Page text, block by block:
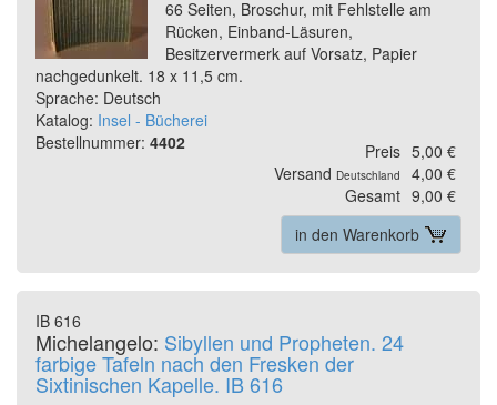
66 Seiten, Broschur, mit Fehlstelle am
Rücken, Einband-Läsuren,
Besitzervermerk auf Vorsatz, Papier
nachgedunkelt. 18 x 11,5 cm.
Sprache: Deutsch
Katalog: Insel - Bücherei
Bestellnummer: 4402 Preis 5,00 €
Versand Deutschland
4,00 €
Gesamt 9,00 €
in den Warenkorb
IB 616
Michelangelo: Sibyllen und Propheten. 24
farbige Tafeln nach den Fresken der
Sixtinischen Kapelle. IB 616